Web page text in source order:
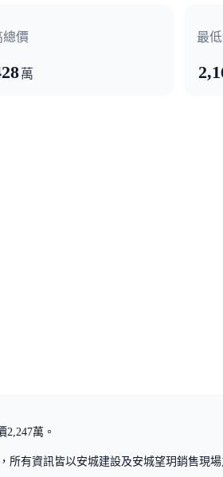
總價
萬
最
萬。
有資訊皆以安城建設及安城望玥銷售現場